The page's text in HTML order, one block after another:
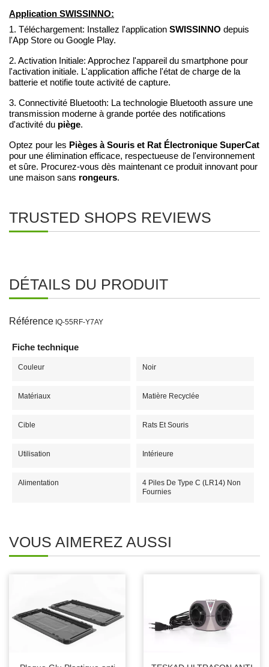
Application SWISSINNO:
1. Téléchargement: Installez l'application SWISSINNO depuis
l'App Store ou Google Play.
2. Activation Initiale: Approchez l'appareil du smartphone pour
l'activation initiale. L'application affiche l'état de charge de la
batterie et notifie toute activité de capture.
3. Connectivité Bluetooth: La technologie Bluetooth assure une
transmission moderne à grande portée des notifications
d'activité du piège.
Optez pour les Pièges à Souris et Rat Électronique SuperCat
pour une élimination efficace, respectueuse de l'environnement
et sûre. Procurez-vous dès maintenant ce produit innovant pour
une maison sans rongeurs.
TRUSTED SHOPS REVIEWS
DÉTAILS DU PRODUIT
Référence IQ-55RF-Y7AY
Fiche technique
Couleur Noir
Matériaux Matière Recyclée
Cible Rats Et Souris
Utilisation Intérieure
Alimentation
4 Piles De Type C (LR14) Non
Fournies
VOUS AIMEREZ AUSSI